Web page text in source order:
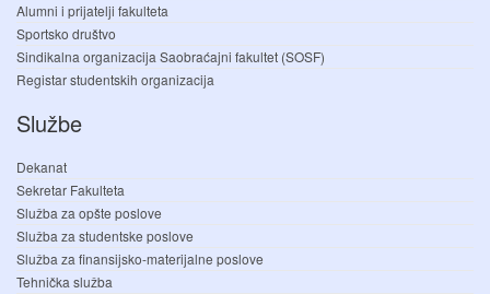
Alumni i prijatelji fakulteta
Sportsko društvo
Sindikalna organizacija Saobraćajni fakultet (SOSF)
Registar studentskih organizacija
Službe
Dekanat
Sekretar Fakulteta
Služba za opšte poslove
Služba za studentske poslove
Služba za finansijsko-materijalne poslove
Tehnička služba